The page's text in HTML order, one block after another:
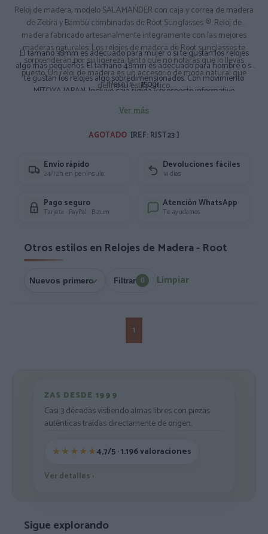
Reloj de madera, modelo SALAMANDER con caja y correa de madera
de Zebra y Bambú combinadas de Root Sunglasses ®. Reloj de
madera fabricado artesanalmente integramente con las mejores
maderas naturales. Los relojes de madera de Root sunglasses te
sorprenderán por su ligereza, tanto que no notarás que lo llevas
puesto, Un reloj de madera es un accesorio de moda natural que
define tu estilo único.
El tamaño 38mm es adecuado para mujer o si te gustan los relojes
algo más pequeños. El tamaño 48mm es adecuado para hombre o si
te gustan los relojes algo sobredimensionados. Con movimiento
MITOYA JAPAN. Incluye caja rigida y prospecto informativo
Composición: Madera de Bambú Zebra. Correa de madera
Medidas Aprox: Diámetro: 4.8cm.
PesoTr: 150gr
Ver más
AGOTADO [REF: RJST23 ]
Envío rápido
24/72h en península
Devoluciones fáciles
14 días
Pago seguro
Tarjeta · PayPal · Bizum
Atención WhatsApp
Te ayudamos
Otros estilos en Relojes de Madera - Root
Filtrar 0 Limpiar
1
ZAS DESDE 1999
Casi 3 décadas vistiendo almas libres con piezas
auténticas traídas directamente de origen.
4,7/5 · 1.196 valoraciones
Ver detalles ›
Sigue explorando